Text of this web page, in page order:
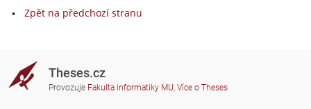
Zpět na předchozí stranu
Theses.cz
Provozuje Fakulta informatiky MU, Více o Theses